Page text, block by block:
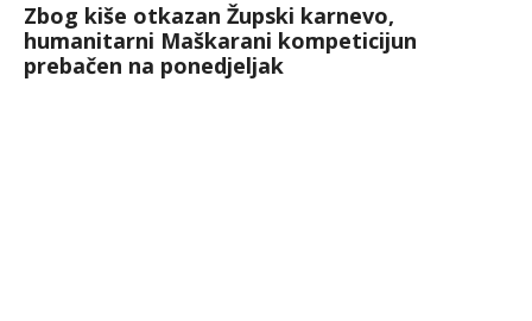
Zbog kiše otkazan Župski karnevo,
humanitarni Maškarani kompeticijun
prebačen na ponedjeljak